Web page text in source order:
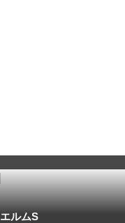
エルムS